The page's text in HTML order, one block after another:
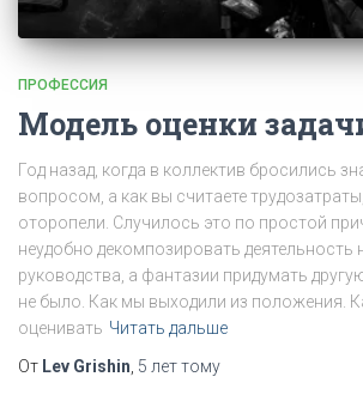
ПРОФЕССИЯ
Модель оценки
Год назад, когда в коллектив бросились
вопросом, а как вы считаете
оторопели. Случилось это по простой
неудобно декомпозировать деятельность
руководства, а фантазии придумать
не было. Как мы выходили из положения.
оценивать Читать дальше
От Lev Grishin 5 леттому